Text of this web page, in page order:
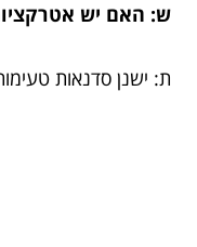
ש: האם יש
ת: ישנן סדנאות